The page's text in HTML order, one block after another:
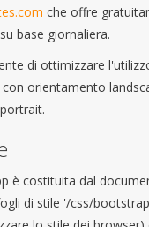
che offre
base giornaliera.
di ottimizzare
orientamento
è costituita dal
di stile '/css/